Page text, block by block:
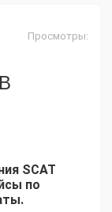
Просмотры:
SCAT
по